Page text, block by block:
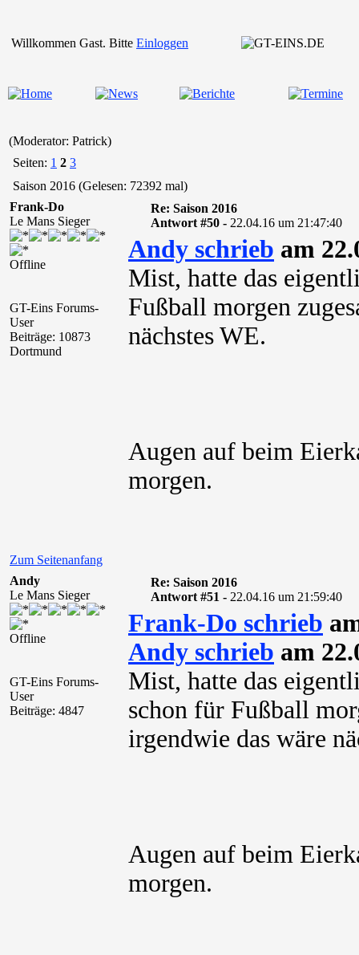
Willkommen Gast. Bitte Einloggen
(Moderator: Patrick)
Seiten: 1 2 3
Saison 2016 (Gelesen: 72392 mal)
Frank-Do
Le Mans Sieger
Offline
GT-Eins Forums-
User
Beiträge: 10873
Dortmund
Re: Saison 2016
Antwort #50 - 22.04.16 um 21:47:40
Andy schrieb am
Mist, hatte das
Fußball morgen
nächstes WE.
Augen auf beim
morgen.
Zum Seitenanfang
Andy
Le Mans Sieger
Offline
GT-Eins Forums-
User
Beiträge: 4847
Re: Saison 2016
Antwort #51 - 22.04.16 um 21:59:40
Frank-Do schrieb
Andy schrieb am
Mist, hatte das
schon für Fußball
irgendwie das wäre
Augen auf beim
morgen.